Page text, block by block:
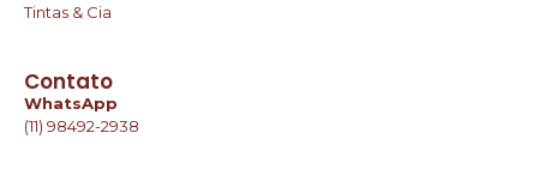
Tintas & Cia
Contato
WhatsApp
(11) 98492-2938